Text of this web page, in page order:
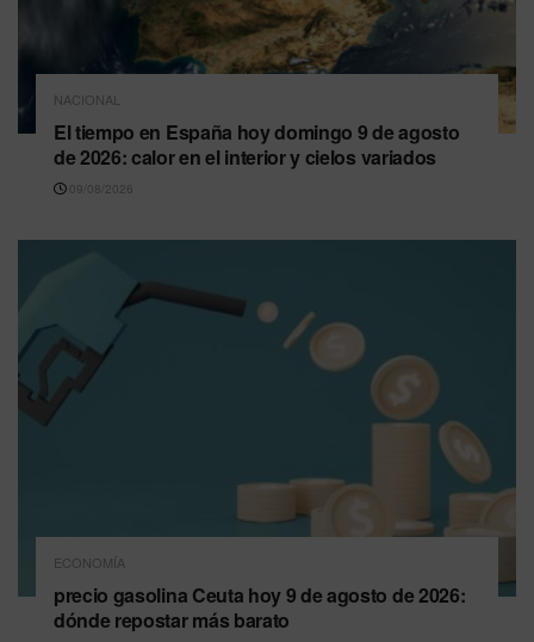
NACIONAL
El tiempo en España hoy domingo 9 de agosto
de 2026: calor en el interior y cielos variados
09/08/2026
ECONOMÍA
precio gasolina Ceuta hoy 9 de agosto de 2026:
dónde repostar más barato